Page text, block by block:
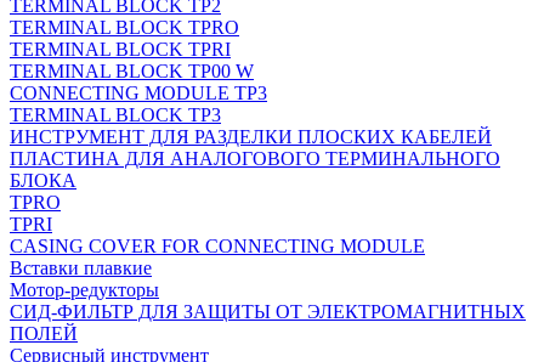
TERMINAL BLOCK TP2
TERMINAL BLOCK TPRO
TERMINAL BLOCK TPRI
TERMINAL BLOCK TP00 W
CONNECTING MODULE TP3
TERMINAL BLOCK TP3
ИНСТРУМЕНТ ДЛЯ РАЗДЕЛКИ ПЛОСКИХ КАБЕЛЕЙ
ПЛАСТИНА ДЛЯ АНАЛОГОВОГО ТЕРМИНАЛЬНОГО
БЛОКА
TPRO
TPRI
CASING COVER FOR CONNECTING MODULE
Вставки плавкие
Мотор-редукторы
СИД-ФИЛЬТР ДЛЯ ЗАЩИТЫ ОТ ЭЛЕКТРОМАГНИТНЫХ
ПОЛЕЙ
Сервисный инструмент